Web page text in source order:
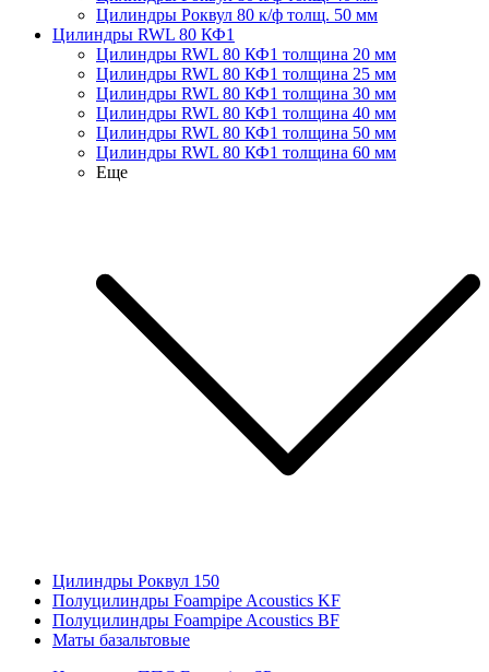
Цилиндры Роквул 80 к/ф толщ. 50 мм
Цилиндры RWL 80 КФ1
Цилиндры RWL 80 КФ1 толщина 20 мм
Цилиндры RWL 80 КФ1 толщина 25 мм
Цилиндры RWL 80 КФ1 толщина 30 мм
Цилиндры RWL 80 КФ1 толщина 40 мм
Цилиндры RWL 80 КФ1 толщина 50 мм
Цилиндры RWL 80 КФ1 толщина 60 мм
Еще
Цилиндры Роквул 150
Полуцилиндры Foampipe Acoustics KF
Полуцилиндры Foampipe Acoustics BF
Маты базальтовые